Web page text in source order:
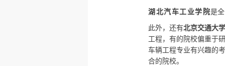
湖北汽车工业学院是
此外，还有北京交通大学
工程，有的院校偏重于
车辆工程专业有兴趣的
合的院校。